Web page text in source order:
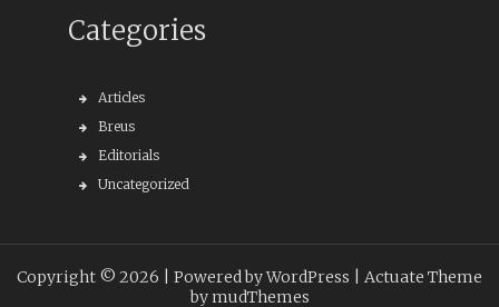
Categories
Articles
Breus
Editorials
Uncategorized
Copyright © 2026 | Powered by WordPress | Actuate Theme
bymudThemes